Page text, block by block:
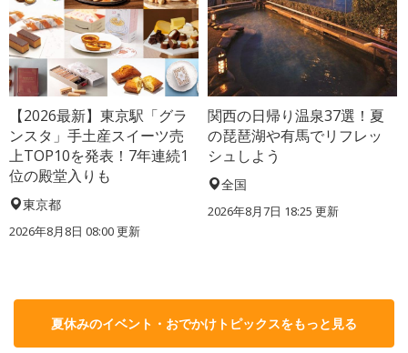
【2026最新】東京駅「グラ
ンスタ」手土産スイーツ売
上TOP10を発表！7年連続1
位の殿堂入りも
東京都
2026年8月8日 08:00更新
関西の日帰り温泉37選！夏
の琵琶湖や有馬でリフレッ
シュしよう
全国
2026年8月7日 18:25 更新
夏休みのイベント・おでかけトピックスをもっと見る